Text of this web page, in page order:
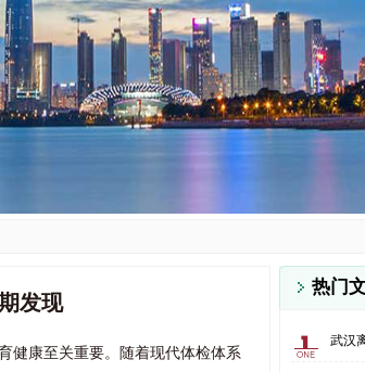
发现
健康至关重要。随着现代体检体系
热门
武汉